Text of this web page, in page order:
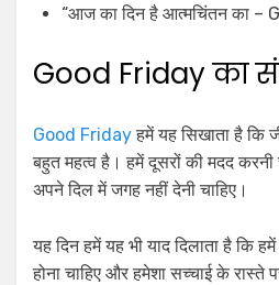
“आज का दिन है आत्मचिंतन का –
Good Friday का
Good Fridayहमें यह सिखाता है कि
बहुत महत्व है। हमें दूसरों की मदद
अपने दिल में जगह नहीं देनी चाहिए।
यह दिन हमें यह भी याद दिलाता है कि
होना चाहिए और हमेशा सच्चाई के रास्ते